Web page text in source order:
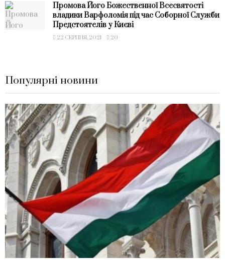
Промова Його Божественної Всесвятості
владики Варфоломія під час Соборної Служби
Предстоятелів у Києві
22 СЕРПНЯ, 2021 20
Популярні новини